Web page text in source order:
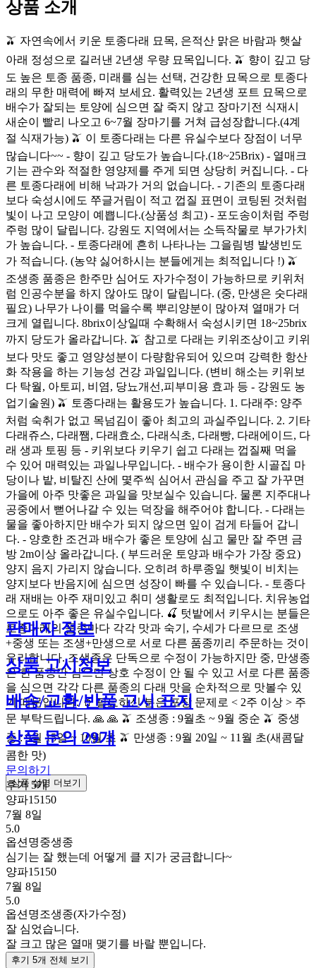
상품 소개
🫒 자연속에서 키운 토종다래 묘목, 은적산 맑은 바람과 햇살
아래 정성으로 길러낸 2년생 우량 묘목입니다. 🫒 향이 깊고 당
도 높은 토종 품종, 미래를 심는 선택, 건강한 묘목으로 토종다
래의 무한 매력에 빠져 보세요. 활력있는 2년생 포트 묘목으로
배수가 잘되는 토양에 심으면 잘 죽지 않고 장마기전 식재시
새순이 빨리 나오고 6~7월 장마기를 거쳐 급성장합니다.(4계
절 식재가능) 🫒 이 토종다래는 다른 유실수보다 장점이 너무
많습니다~~ - 향이 깊고 당도가 높습니다.(18~25Brix) - 열매크
기는 관수와 적절한 영양제를 주게 되면 상당히 커집니다. - 다
른 토종다래에 비해 낙과가 거의 없습니다. - 기존의 토종다래
보다 숙성시에도 쭈글거림이 적고 껍질 표면이 코팅된 것처럼
빛이 나고 모양이 예쁩니다.(상품성 최고) - 포도송이처럼 주렁
주렁 많이 달립니다. 강원도 지역에서는 소득작물로 부가가치
가 높습니다. - 토종다래에 흔히 나타나는 그을림병 발생빈도
가 적습니다. (농약 싫어하시는 분들에게는 최적입니다 !) 🫒
조생종 품종은 한주만 심어도 자가수정이 가능하므로 키위처
럼 인공수분을 하지 않아도 많이 달립니다. (중, 만생은 숫다래
필요) 나무가 나이를 먹을수록 뿌리양분이 많아져 열매가 더
크게 열립니다. 8brix이상일때 수확해서 숙성시키면 18~25brix
까지 당도가 올라갑니다. 🫒 참고로 다래는 키위조상이고 키위
보다 맛도 좋고 영양성분이 다량함유되어 있으며 강력한 항산
화 작용을 하는 기능성 건강 과일입니다. (변비 해소는 키위보
다 탁월, 아토피, 비염, 당뇨개선,피부미용 효과 등 - 강원도 농
업기술원) 🫒 토종다래는 활용도가 높습니다. 1. 다래주: 양주
처럼 숙취가 없고 목넘김이 좋아 최고의 과실주입니다. 2. 기타
다래쥬스, 다래쨈, 다래효소, 다래식초, 다래빵, 다래에이드, 다
래 생과 토핑 등 - 키위보다 키우기 쉽고 다래는 껍질째 먹을
수 있어 매력있는 과일나무입니다. - 배수가 용이한 시골집 마
당이나 밭, 비탈진 산에 몇주씩 심어서 관심을 주고 잘 가꾸면
가을에 아주 맛좋은 과일을 맛보실수 있습니다. 물론 지주대나
공중에서 뻗어나갈 수 있는 덕장을 해주어야 합니다. - 다래는
물을 좋아하지만 배수가 되지 않으면 잎이 검게 타들어 갑니
다. - 양호한 조건과 배수가 좋은 토양에 심고 물만 잘 주면 금
방 2m이상 올라갑니다. ( 부드러운 토양과 배수가 가장 중요)
양지 음지 가리지 않습니다. 오히려 하루종일 햇빛이 비치는
양지보다 반음지에 심으면 성장이 빠를 수 있습니다. - 토종다
래 재배는 아주 재미있고 취미 생활로도 최적입니다. 치유농업
으로도 아주 좋은 유실수입니다. 🍒 텃밭에서 키우시는 분들은
토종다래의 품종마다 각각 맛과 숙기, 수세가 다르므로 조생
+중생 또는 조생+만생으로 서로 다른 품종끼리 주문하는 것이
유리합니다. 조생종은 단독으로 수정이 가능하지만 중, 만생종
은 한 품종만 심으면 상호 수정이 안 될 수 있고 서로 다른 품종
을 심으면 각각 다른 품종의 다래 맛을 순차적으로 맛볼수 있
기 때문입니다. 🥤 필요하신 분은 포장 문제로 < 2주 이상 > 주
문 부탁드립니다. 🙏 🙏 🫒 조생종 : 9월초 ~ 9월 중순 🫒 중생
종 : 9월 15일 ~ 10월 초 🫒 만생종 : 9월 20일 ~ 11월 초(새콤달
콤한 맛)
상품 설명 더보기
판매자 정보
상품 고시정보
배송/교환/반품 고시 표지
상품 문의 29개
문의하기
후기 5개
양파15150
7월 8일
5.0
옵션명중생종
심기는 잘 했는데 어떻게 클 지가 궁금합니다~
양파15150
7월 8일
5.0
옵션명조생종(자가수정)
잘 심었습니다.
잘 크고 많은 열매 맺기를 바랄 뿐입니다.
후기 5개 전체 보기